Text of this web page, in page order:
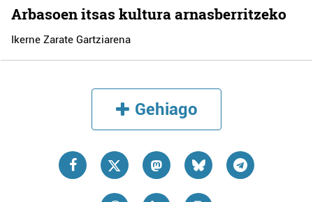
Arbasoen itsas kultura arnasberritzeko
Ikerne Zarate Gartziarena
Gehiago